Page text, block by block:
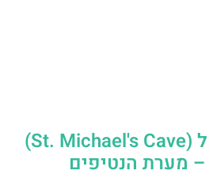
מערת סנט מייקל (St. Michael's Cave)
– מערת הנטיפים